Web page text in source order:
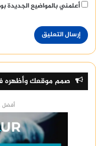
أعلمني بالمواضيع الجديدة
صمم موقعك
أفضل